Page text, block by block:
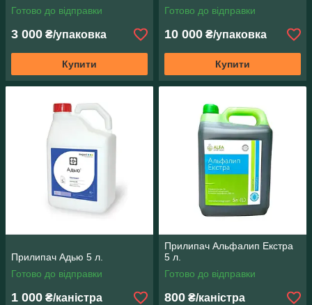
Готово до відправки
3 000 ₴/упаковка
Купити
Готово до відправки
10 000 ₴/упаковка
Купити
Прилипач Адью 5 л.
Готово до відправки
1 000 ₴/каністра
Прилипач Альфалип Екстра
5 л.
Готово до відправки
800 ₴/каністра